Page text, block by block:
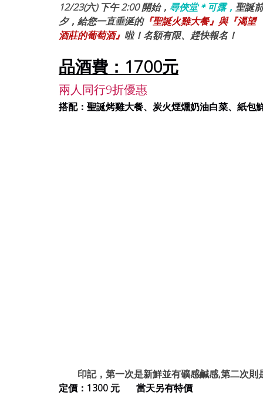
12/23(六) 下午 2:00 開始， 尋俠堂＊可露， 聖誕前
夕，給您一直垂涎的『聖誕火雞大餐』與『渴望
酒莊的葡萄酒』 啦！名額有限、趕快報名！
品酒費：1700元
兩人同行9折優惠
搭配：聖誕烤雞大餐、炭火煙燻奶油白菜、紙包
印記，第一次是新鮮並有礦感鹹感,第二次則
定價：1300 元       當天另有特價